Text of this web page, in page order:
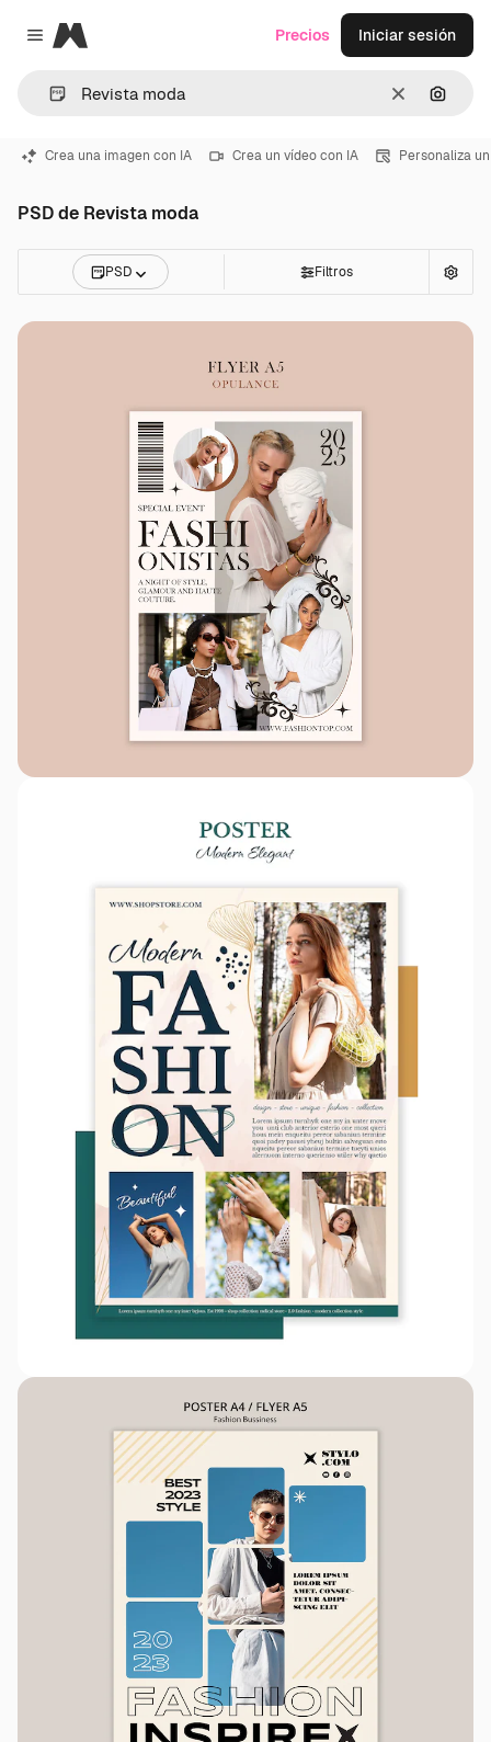
Close menu
Magnific
Borrar
Precios Iniciar sesión
Crea una imagen con IA Crea un vídeo con IA Personaliza
PSD de Revista moda
PSD Filtros